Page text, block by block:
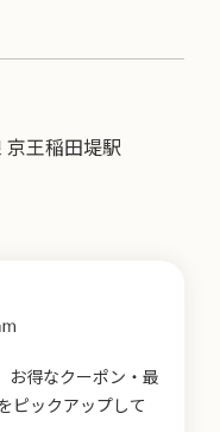
京王稲田堤駅
お得なクーポン・最
ピックアップして